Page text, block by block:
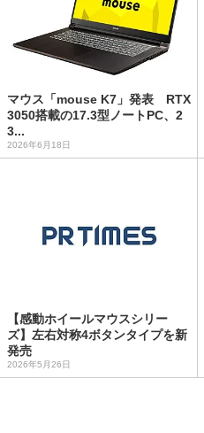
マウス「mouse K7」発表 RTX
3050搭載の17.3型ノートPC、2
3...
2026年6月18日
【感動ホイールマウスシリー
ズ】左右対称4ボタンタイプを新
発売
2026年5月26日